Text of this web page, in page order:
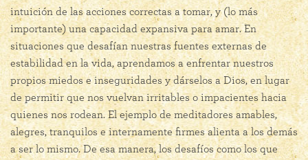
intuición de las acciones correctas a tomar, y (lo más
importante) una capacidad expansiva para amar. En
situaciones que desafían nuestras fuentes externas de
estabilidad en la vida, aprendamos a enfrentar nuestros
propios miedos e inseguridades y dárselos a Dios, en lugar
de permitir que nos vuelvan irritables o impacientes hacia
quienes nos rodean. El ejemplo de meditadores amables,
alegres, tranquilos e internamente firmes alienta a los demás
a ser lo mismo. De esa manera, los desafíos como los que